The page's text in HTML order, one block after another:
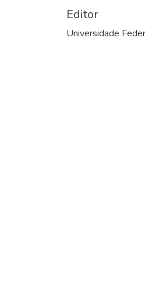
Editor
Universidade